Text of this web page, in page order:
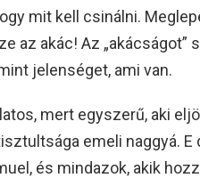
mit kell csinálni.
az akác! Az
jelenséget, ami van.
mert egyszerű, aki
emeli naggyá.
és mindazok, akik